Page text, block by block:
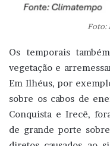
Foto:
Os temporais
vegetação e
Em Ilhéus, por
sobre os cabos de
Conquista e Irecê,
de grande porte